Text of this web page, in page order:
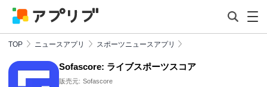
TOP ニュースアプリ スポーツニュースアプリ
Sofascore: ライブスポーツスコア
販売元: Sofascore